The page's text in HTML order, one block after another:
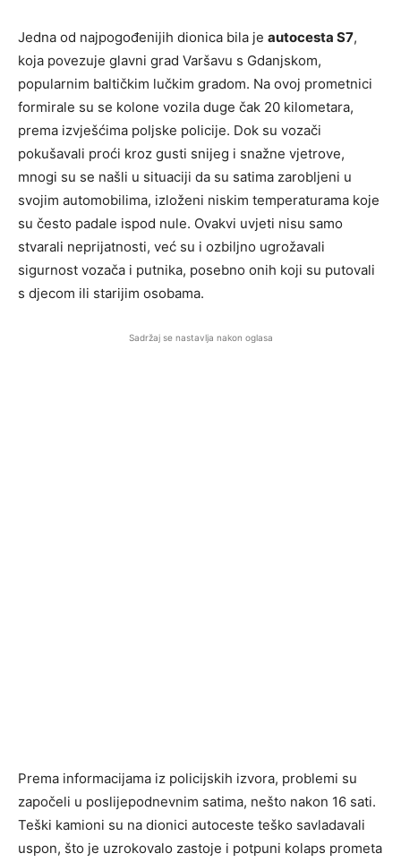
Jedna od najpogođenijih dionica bila je autocesta S7,
koja povezuje glavni grad Varšavu s Gdanjskom,
popularnim baltičkim lučkim gradom. Na ovoj prometnici
formirale su se kolone vozila duge čak 20 kilometara,
prema izvješćima poljske policije. Dok su vozači
pokušavali proći kroz gusti snijeg i snažne vjetrove,
mnogi su se našli u situaciji da su satima zarobljeni u
svojim automobilima, izloženi niskim temperaturama koje
su često padale ispod nule. Ovakvi uvjeti nisu samo
stvarali neprijatnosti, već su i ozbiljno ugrožavali
sigurnost vozača i putnika, posebno onih koji su putovali
s djecom ili starijim osobama.
Sadržaj se nastavlja nakon oglasa
Prema informacijama iz policijskih izvora, problemi su
započeli u poslijepodnevnim satima, nešto nakon 16 sati.
Teški kamioni su na dionici autoceste teško savladavali
uspon, što je uzrokovalo zastoje i potpuni kolaps prometa